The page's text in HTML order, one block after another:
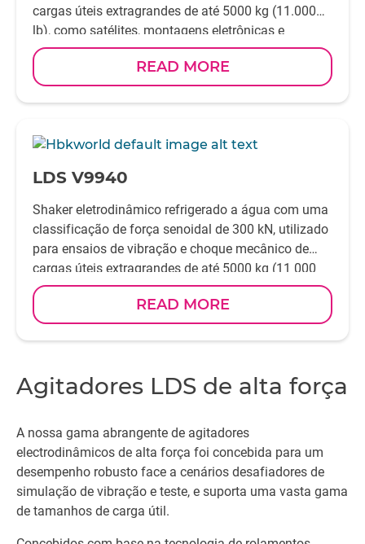
cargas úteis extragrandes de até 5000 kg (11.000
lb), como satélites, montagens eletrônicas e
hardware de defesa. Ele tem uma classificação de
força senoidal de pico de 289,1 kN (65,000 lbf).
READ MORE
-
LDS V9940
Shaker eletrodinâmico refrigerado a água com uma
classificação de força senoidal de 300 kN, utilizado
para ensaios de vibração e choque mecânico de
cargas úteis extragrandes de até 5000 kg (11 000
lb) de série, tais como as baterias de veículos
elétricos e híbridos, bem como eixos elétricos e
transmissões elétricas.
READ MORE
Agitadores LDS de alta força
A nossa gama abrangente de agitadores
electrodinâmicos de alta força foi concebida para um
desempenho robusto face a cenários desafiadores de
simulação de vibração e teste, e suporta uma vasta gama
de tamanhos de carga útil.